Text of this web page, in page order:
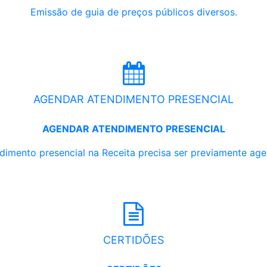
Emissão de guia de preços públicos diversos.
AGENDAR ATENDIMENTO PRESENCIAL
AGENDAR ATENDIMENTO PRESENCIAL
presencial na Receita precisa ser previamente
CERTIDÕES